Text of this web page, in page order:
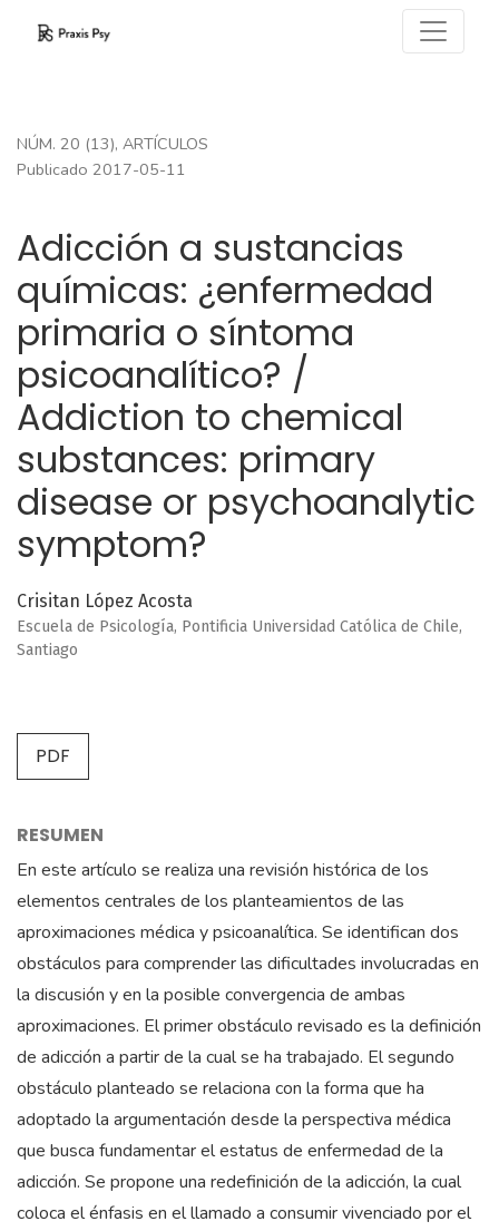
Adicción a sustancias químicas: ¿enfermedad
NÚM. 20 (13), ARTÍCULOS
Adicción a sustancias
químicas: ¿enfermedad
primaria o síntoma
psicoanalítico? /
Addiction to chemical
substances: primary
disease or psychoanalytic
symptom?
Publicado 2017-05-11
Crisitan López Acosta
Escuela de Psicología, Pontificia Universidad Católica de Chile,
Santiago
PDF
RESUMEN
En este artículo se realiza una revisión histórica de los
elementos centrales de los planteamientos de las
aproximaciones médica y psicoanalítica. Se identifican dos
obstáculos para comprender las dificultades involucradas en
la discusión y en la posible convergencia de ambas
aproximaciones. El primer obstáculo revisado es la definición
de adicción a partir de la cual se ha trabajado. El segundo
obstáculo planteado se relaciona con la forma que ha
adoptado la argumentación desde la perspectiva médica
que busca fundamentar el estatus de enfermedad de la
adicción. Se propone una redefinición de la adicción, la cual
coloca el énfasis en el llamado a consumir vivenciado por el